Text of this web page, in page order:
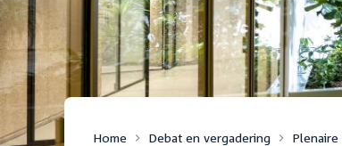
Home Debat en vergadering